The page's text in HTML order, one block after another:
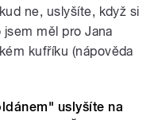
ne, uslyšíte, když si
měl pro Jana
kufříku (nápověda
uslyšíte na